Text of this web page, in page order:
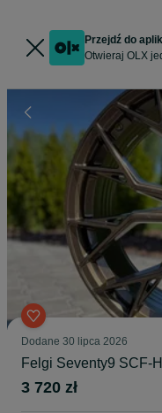
Przejdź do
Otwieraj OLX
Dodane 30 lipca 2026
Felgi Seventy9 SCF-
3 720 zł